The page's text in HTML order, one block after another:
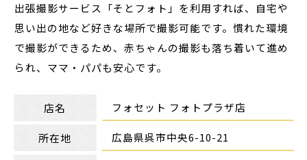
出張撮影サービス「そとフォト」を利用すれば、自宅や
思い出の地など好きな場所で撮影可能です。慣れた環境
で撮影ができるため、赤ちゃんの撮影も落ち着いて進め
られ、ママ・パパも安心です。
店名 フォセット フォトプラザ店
所在地 広島県呉市中央6-10-21